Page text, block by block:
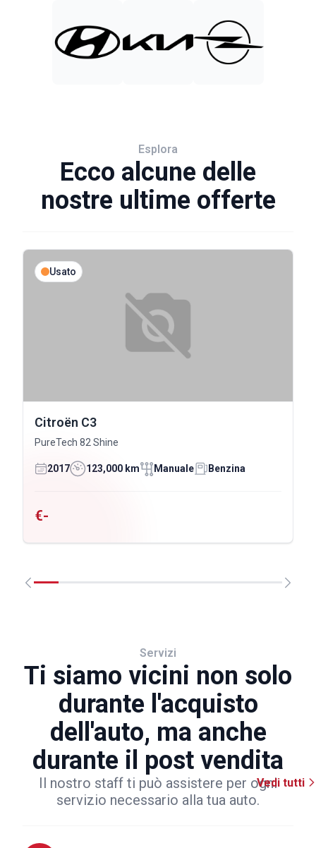
Esplora
Ecco alcune delle
nostre ultime offerte
Usato
Citroën C3
PureTech 82 Shine
2017 123,000 km Manuale Benzina
€-
Servizi
Ti siamo vicini non solo
durante l'acquisto
dell'auto, ma anche
durante il post vendita
Il nostro staff ti può assistere per ogni
servizio necessario alla tua auto.
Vedi tutti